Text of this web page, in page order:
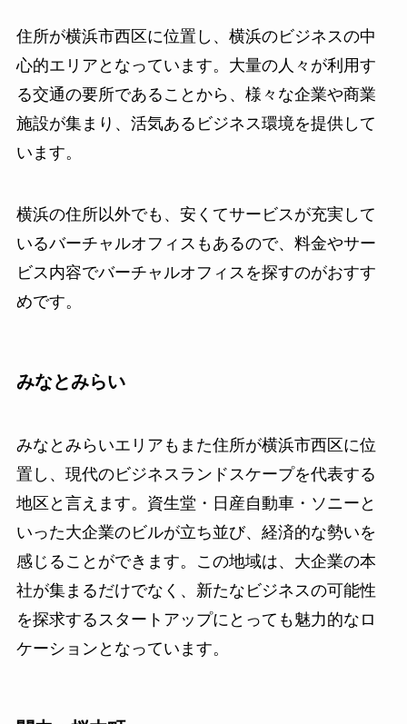
住所が横浜市西区に位置し、横浜のビジネスの中
心的エリアとなっています。大量の人々が利用す
る交通の要所であることから、様々な企業や商業
施設が集まり、活気あるビジネス環境を提供して
います。
横浜の住所以外でも、安くてサービスが充実して
いるバーチャルオフィスもあるので、料金やサー
ビス内容でバーチャルオフィスを探すのがおすす
めです。
みなとみらい
みなとみらいエリアもまた住所が横浜市西区に位
置し、現代のビジネスランドスケープを代表する
地区と言えます。資生堂・日産自動車・ソニーと
いった大企業のビルが立ち並び、経済的な勢いを
感じることができます。この地域は、大企業の本
社が集まるだけでなく、新たなビジネスの可能性
を探求するスタートアップにとっても魅力的なロ
ケーションとなっています。